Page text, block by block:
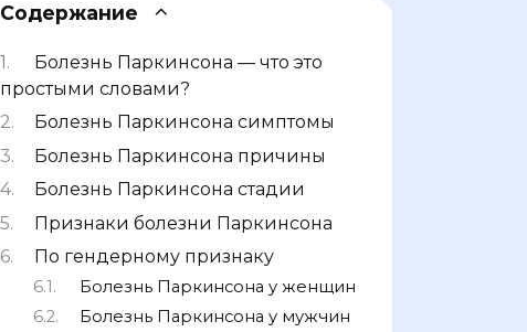
Содержание
Болезнь Паркинсона — что это
простыми словами?
Болезнь Паркинсона симптомы
Болезнь Паркинсона причины
Болезнь Паркинсона стадии
Признаки болезни Паркинсона
По гендерному признаку
Болезнь Паркинсона у женщин
Болезнь Паркинсона у мужчин